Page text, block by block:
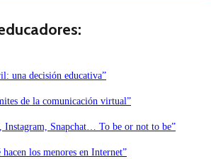
una decisión educativa”
de la comunicación virtual”
Instagram, Snapchat… To be or not to be”
los menores en Internet”